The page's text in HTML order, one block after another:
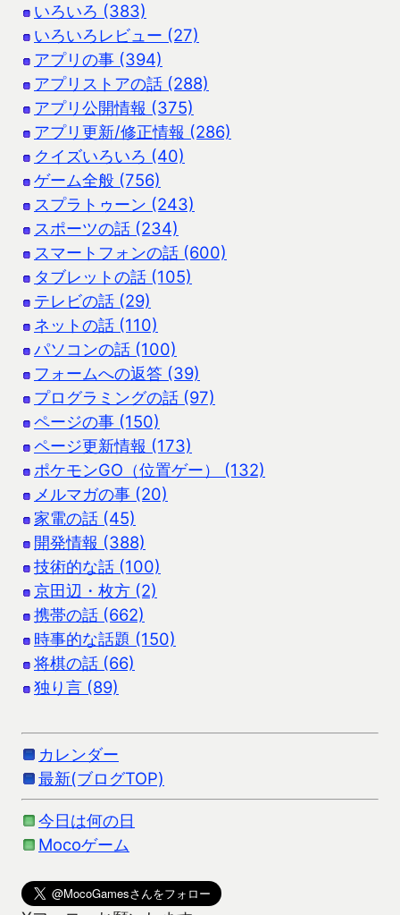
いろいろ (383)
いろいろレビュー (27)
アプリの事 (394)
アプリストアの話 (288)
アプリ公開情報 (375)
アプリ更新/修正情報 (286)
クイズいろいろ (40)
ゲーム全般 (756)
スプラトゥーン (243)
スポーツの話 (234)
スマートフォンの話 (600)
タブレットの話 (105)
テレビの話 (29)
ネットの話 (110)
パソコンの話 (100)
フォームへの返答 (39)
プログラミングの話 (97)
ページの事 (150)
ページ更新情報 (173)
ポケモンGO（位置ゲー） (132)
メルマガの事 (20)
家電の話 (45)
開発情報 (388)
技術的な話 (100)
京田辺・枚方 (2)
携帯の話 (662)
時事的な話題 (150)
将棋の話 (66)
独り言 (89)
カレンダー
最新(ブログTOP)
今日は何の日
Mocoゲーム